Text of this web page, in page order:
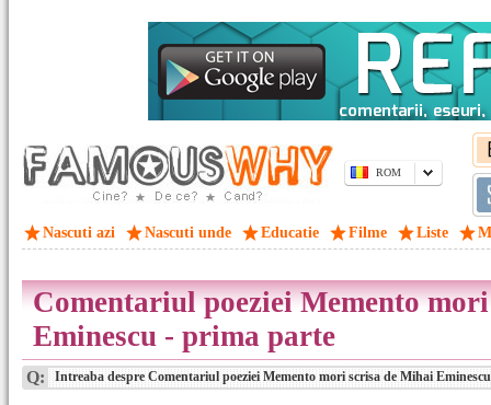
ROM
Nascuti azi Nascuti unde Educatie Filme Liste
Comentariul poeziei Memento
Eminescu - prima parte
Q: Intreaba despre Comentariul poeziei Memento mori scrisa de Mihai